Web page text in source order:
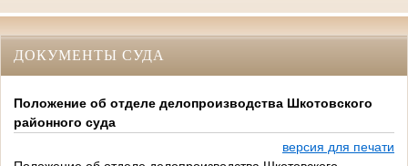
ДОКУМЕНТЫ СУДА
Положение об отделе делопроизводства Шкотовского
районного суда
версия для печати